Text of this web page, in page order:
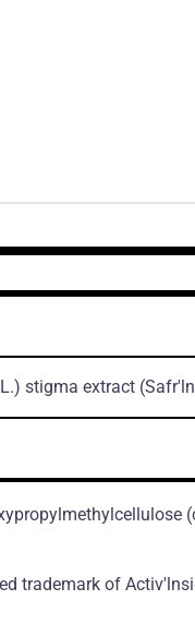
stigma extract
trademark of